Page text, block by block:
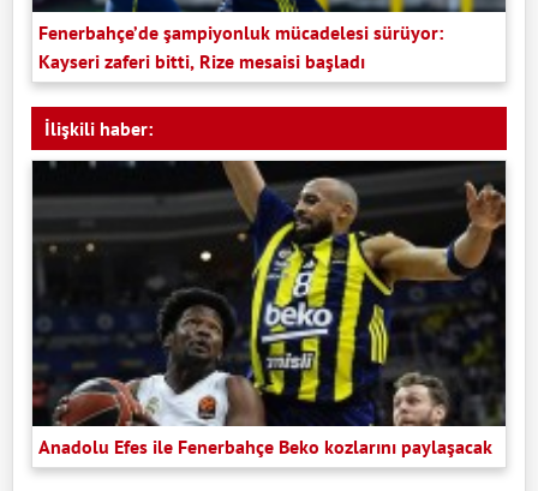
Fenerbahçe’de şampiyonluk mücadelesi sürüyor:
Kayseri zaferi bitti, Rize mesaisi başladı
İlişkili haber:
Anadolu Efes ile Fenerbahçe Beko kozlarını paylaşacak